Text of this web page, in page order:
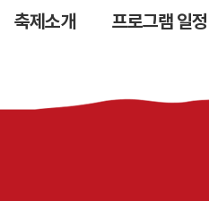
축제소개 프로그램 일정